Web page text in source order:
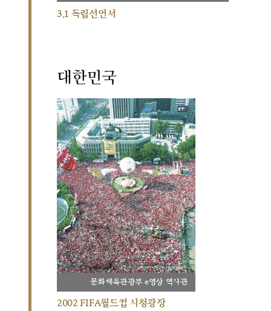
3.1 독립선언서
대한민국
문화체육관광부 e영상 역사관
2002 FIFA월드컵 시청광장